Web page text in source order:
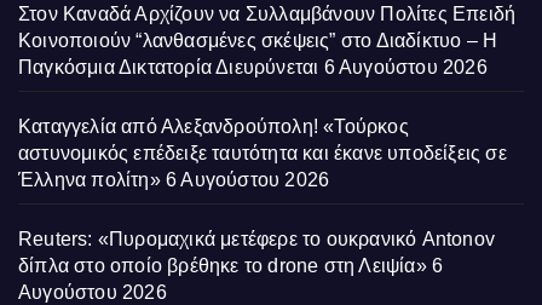
Στον Καναδά Αρχίζουν να Συλλαμβάνουν Πολίτες Επειδή
Κοινοποιούν “λανθασμένες σκέψεις” στο Διαδίκτυο – Η
Παγκόσμια Δικτατορία Διευρύνεται 6 Αυγούστου 2026
Καταγγελία από Αλεξανδρούπολη! «Τούρκος
αστυνομικός επέδειξε ταυτότητα και έκανε υποδείξεις σε
Έλληνα πολίτη» 6 Αυγούστου 2026
Reuters: «Πυρομαχικά μετέφερε το ουκρανικό Antonov
δίπλα στο οποίο βρέθηκε το drone στη Λειψία» 6
Αυγούστου 2026